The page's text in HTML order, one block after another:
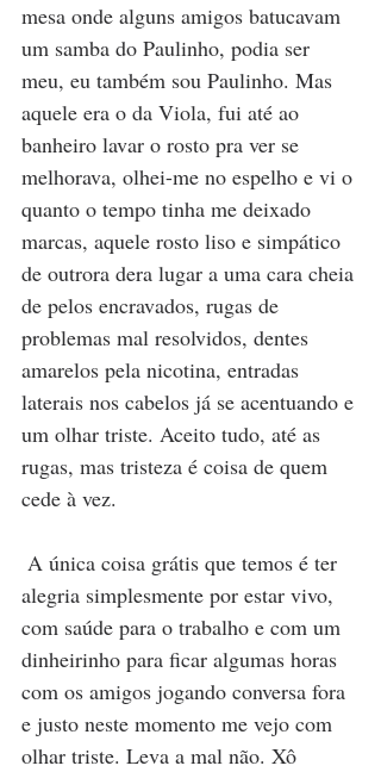
mesa onde alguns amigos batucavam
um samba do Paulinho, podia ser
meu, eu também sou Paulinho. Mas
aquele era o da Viola, fui até ao
banheiro lavar o rosto pra ver se
melhorava, olhei-me no espelho e vi o
quanto o tempo tinha me deixado
marcas, aquele rosto liso e simpático
de outrora dera lugar a uma cara cheia
de pelos encravados, rugas de
problemas mal resolvidos, dentes
amarelos pela nicotina, entradas
laterais nos cabelos já se acentuando e
um olhar triste. Aceito tudo, até as
rugas, mas tristeza é coisa de quem
cede à vez.
alegria simplesmente por estar vivo,
com saúde para o trabalho e com um
dinheirinho para ficar algumas horas
com os amigos jogando conversa fora
e justo neste momento me vejo com
olhar triste. Leva a mal não. Xô